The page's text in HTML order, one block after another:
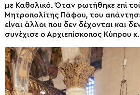
με Καθολικό. Όταν ρωτήθηκε επί
Μητροπολίτης Πάφου, του
είναι άλλοι που δεν δέχονται και
συνέχισε ο Αρχιεπίσκοπος Κύπρου